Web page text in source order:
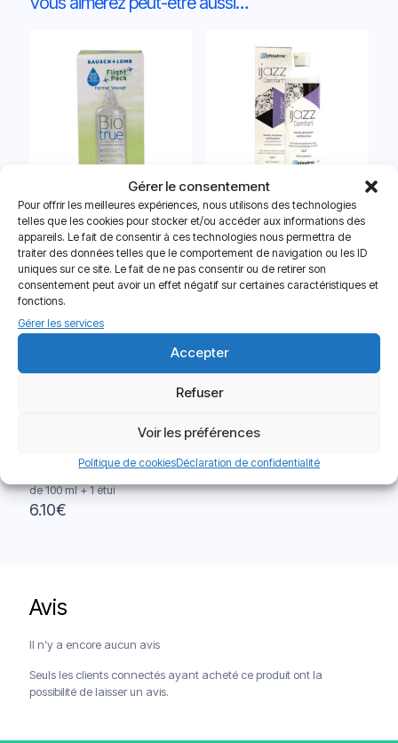
Gérer le consentement
Pour offrir les meilleures expériences, nous utilisons des technologies
telles que les cookies pour stocker et/ou accéder aux informations des
appareils. Le fait de consentir à ces technologies nous permettra de
traiter des données telles que le comportement de navigation ou les ID
uniques sur ce site. Le fait de ne pas consentir ou de retirer son
consentement peut avoir un effet négatif sur certaines caractéristiques et
fonctions.
Gérer les services
Accepter
Refuser
Voir les préférences
Politique de cookiesDéclaration de confidentialité
Biotrue – 1 flacon de 100 ml + 1
7.50€
Jazz Comfort – 1 flacon de 360
ml + 1 étui
12.90€
Acuvue RevitaLens – 1 flacon
de 100 ml + 1 étui
6.10€
Avis
Il n’y a encore aucun avis
Seuls les clients connectés ayant acheté ce produit ont la
possibilité de laisser un avis.
Paiements sécurisés